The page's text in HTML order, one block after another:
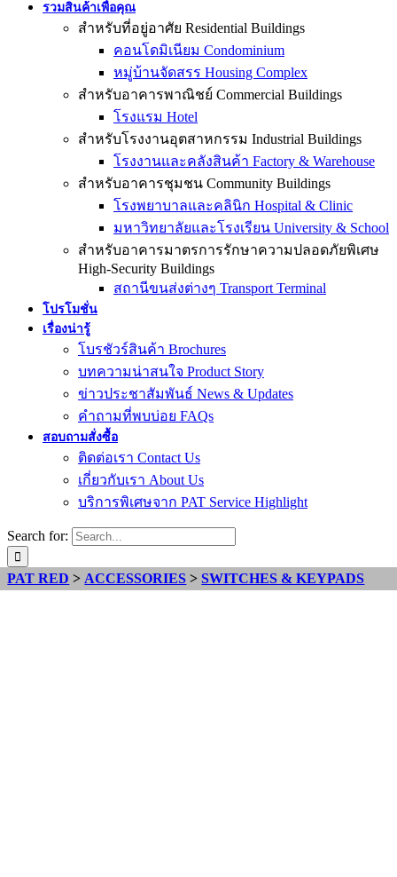
รวมสินค้าเพื่อคุณ
สำหรับที่อยู่อาศัย Residential Buildings
คอนโดมิเนียม Condominium
หมู่บ้านจัดสรร Housing Complex
สำหรับอาคารพาณิชย์ Commercial Buildings
โรงแรม Hotel
สำหรับโรงงานอุตสาหกรรม Industrial Buildings
โรงงานและคลังสินค้า Factory & Warehouse
สำหรับอาคารชุมชน Community Buildings
โรงพยาบาลและคลินิก Hospital & Clinic
มหาวิทยาลัยและโรงเรียน University & School
สำหรับอาคารมาตรการรักษาความปลอดภัยพิเศษ
High-Security Buildings
สถานีขนส่งต่างๆ Transport Terminal
โปรโมชั่น
เรื่องน่ารู้
โบรชัวร์สินค้า Brochures
บทความน่าสนใจ Product Story
ข่าวประชาสัมพันธ์ News & Updates
คำถามที่พบบ่อย FAQs
สอบถามสั่งซื้อ
ติดต่อเรา Contact Us
เกี่ยวกับเรา About Us
บริการพิเศษจาก PAT Service Highlight
Search for:
PAT RED > ACCESSORIES >SWITCHES & KEYPADS